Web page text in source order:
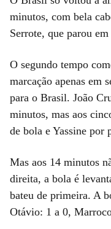
minutos, com bela
Serrote, que parou
O segundo tempo
marcação apenas em
para o Brasil. João
minutos, mas aos
de bola e Yassine por
Mas aos 14 minutos
direita, a bola é
bateu de primeira. A
Otávio: 1 a 0,